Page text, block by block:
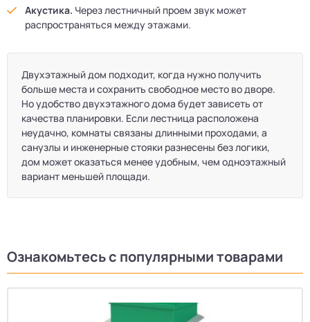
Акустика. Через лестничный проем звук может
распространяться между этажами.
Двухэтажный дом подходит, когда нужно получить
больше места и сохранить свободное место во дворе.
Но удобство двухэтажного дома будет зависеть от
качества планировки. Если лестница расположена
неудачно, комнаты связаны длинными проходами, а
санузлы и инженерные стояки разнесены без логики,
дом может оказаться менее удобным, чем одноэтажный
вариант меньшей площади.
Ознакомьтесь с популярными товарами